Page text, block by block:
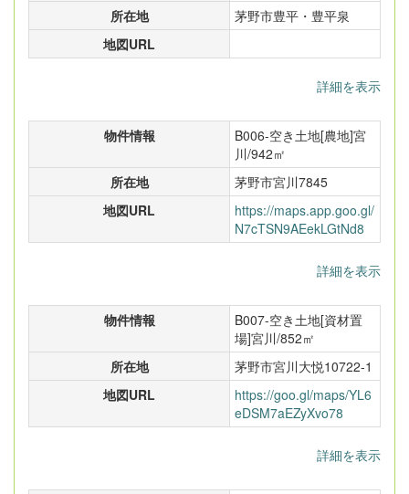
所在地
茅野市豊平・豊平泉
地図URL
詳細を表示
物件情報
B006-空き土地[農地]宮
川/942㎡
所在地
茅野市宮川7845
地図URL
https://maps.app.goo.gl/
N7cTSN9AEekLGtNd8
詳細を表示
物件情報
B007-空き土地[資材置
場]宮川/852㎡
所在地
茅野市宮川大悦10722-1
地図URL
https://goo.gl/maps/YL6
eDSM7aEZyXvo78
詳細を表示